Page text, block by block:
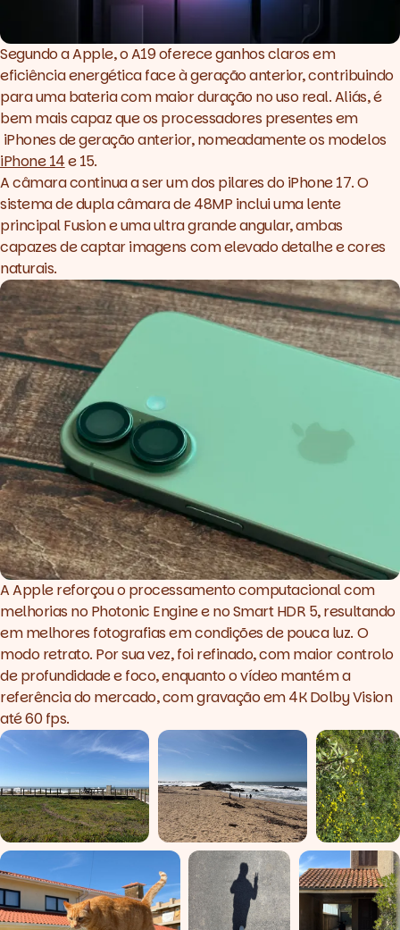
Segundo a Apple, o A19 oferece ganhos claros em
eficiência energética face à geração anterior, contribuindo
para uma bateria com maior duração no uso real. Aliás, é
bem mais capaz que os processadores presentes em
iPhones de geração anterior, nomeadamente os modelos
iPhone 14e 15.
A câmara continua a ser um dos pilares do iPhone 17. O
sistema de dupla câmara de 48MP inclui uma lente
principal Fusion e uma ultra grande angular, ambas
capazes de captar imagens com elevado detalhe e cores
naturais.
A Apple reforçou o processamento computacional com
melhorias no Photonic Engine e no Smart HDR 5, resultando
em melhores fotografias em condições de pouca luz. O
modo retrato. Por sua vez, foi refinado, com maior controlo
de profundidade e foco, enquanto o vídeo mantém a
referência do mercado, com gravação em 4K Dolby Vision
até 60 fps.